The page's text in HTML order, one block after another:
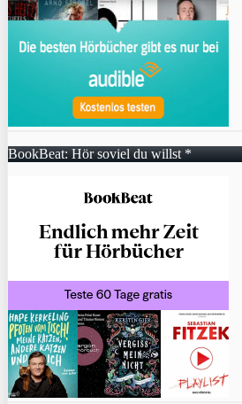
BookBeat: Hör soviel du willst *